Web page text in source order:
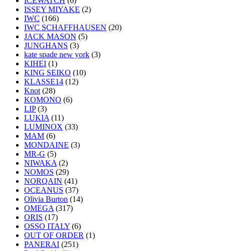
ISSEY MIYAKE (2)
IWC (166)
IWC SCHAFFHAUSEN (20)
JACK MASON (5)
JUNGHANS (3)
kate spade new york (3)
KIHEI (1)
KING SEIKO (10)
KLASSE14 (12)
Knot (28)
KOMONO (6)
LIP(3)
LUKIA (11)
LUMINOX (33)
MAM (6)
MONDAINE (3)
MR-G (5)
NIWAKA (2)
NOMOS (29)
NORQAIN (41)
OCEANUS (37)
Olivia Burton (14)
OMEGA (317)
ORIS (17)
OSSO ITALY (6)
OUT OF ORDER (1)
PANERAI (251)